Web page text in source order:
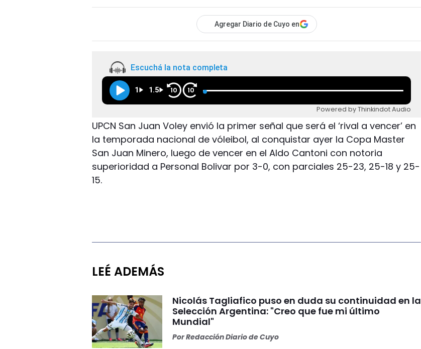
Agregar Diario de Cuyo en
Escuchá la nota completa
1 1.5 10 10
Powered by Thinkindot Audio
UPCN San Juan Voley envió la primer señal que será el ‘rival a vencer’ en
la temporada nacional de vóleibol, al conquistar ayer la Copa Master
San Juan Minero, luego de vencer en el Aldo Cantoni con notoria
superioridad a Personal Bolivar por 3-0, con parciales 25-23, 25-18 y 25-
15.
LEÉ ADEMÁS
Nicolás Tagliafico puso en duda su continuidad en la
Selección Argentina: "Creo que fue mi último
Mundial"
PorRedacción Diario de Cuyo